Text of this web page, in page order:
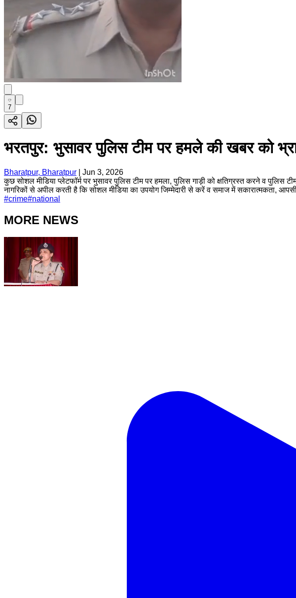
7
भरतपुर: भुसावर पुलिस टीम पर हमले की खबर को
Bharatpur, Bharatpur
Jun 3, 2026
कुछ सोशल मीडिया प्लेटफॉर्म पर भुसावर पुलिस टीम पर हमला, पुलिस गाड़ी को क्षतिग्रस्त करने व पुलिस
नागरिकों से अपील करती है कि सोशल मीडिया का उपयोग जिम्मेदारी से करें व समाज में सकारात्मकता,
#crime#national
MORE NEWS